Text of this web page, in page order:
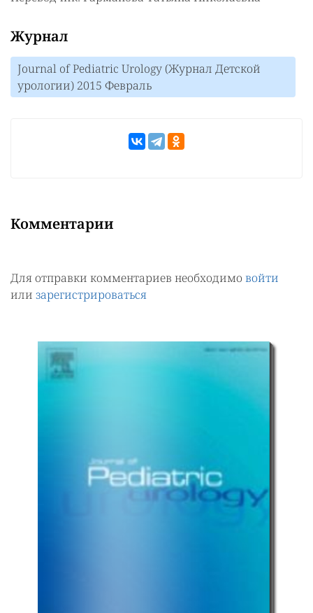
Журнал
Journal of Pediatric Urology (Журнал Детской
урологии) 2015 Февраль
Комментарии
Для отправки комментариев необходимо войти
или зарегистрироваться